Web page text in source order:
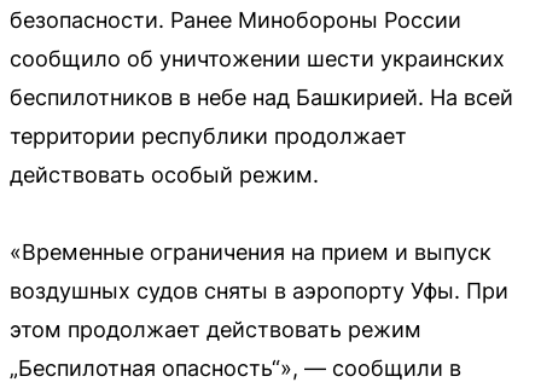
безопасности. Ранее Минобороны России
сообщило об уничтожении шести украинских
беспилотников в небе над Башкирией. На всей
территории республики продолжает
действовать особый режим.
«Временные ограничения на прием и выпуск
воздушных судов сняты в аэропорту Уфы. При
этом продолжает действовать режим
„Беспилотная опасность“», — сообщили в